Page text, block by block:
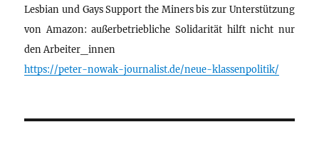
Lesbian und Gays Support the Miners bis zur Unterstützung
von Amazon: außerbetriebliche Solidarität hilft nicht nur
den Arbeiter_innen
https://peter-nowak-journalist.de/neue-klassenpolitik/